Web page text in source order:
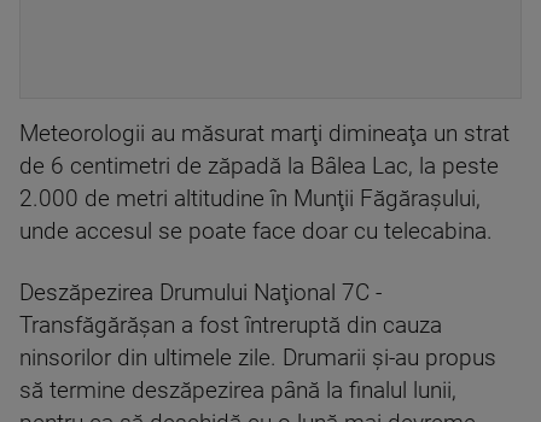
Meteorologii au măsurat marţi dimineaţa un strat
de 6 centimetri de zăpadă la Bâlea Lac, la peste
2.000 de metri altitudine în Munţii Făgăraşului,
unde accesul se poate face doar cu telecabina.
Deszăpezirea Drumului Naţional 7C -
Transfăgărăşan a fost întreruptă din cauza
ninsorilor din ultimele zile. Drumarii şi-au propus
să termine deszăpezirea până la finalul lunii,